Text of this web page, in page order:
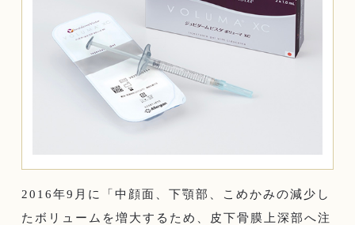
2016年9月に「中顔面、下顎部、こめかみの減少し
たボリュームを増大するため、皮下骨膜上深部へ注